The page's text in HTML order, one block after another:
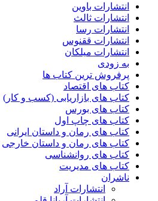
انتشارات باوین
انتشارات ثالث
انتشارات رسا
انتشارات ققنوس
انتشارات میلکان
به زودی
پرفروش ترین کتاب ها
کتاب های اقتصاد
کتاب های بازاریابی (کسب و کار)
کتاب های بورس
کتاب های چاپ اول
کتاب های رمان و داستان ایرانی
کتاب های رمان و داستان خارجی
کتاب های روانشناسی
کتاب های مدیریت
ناشران
انتشارات آراد